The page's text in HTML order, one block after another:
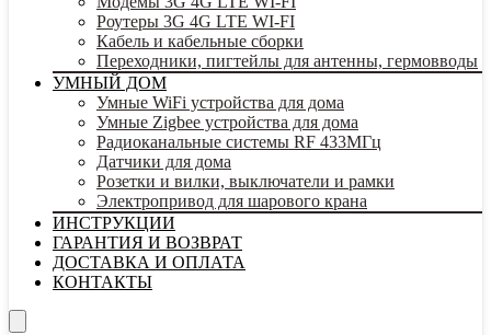
Роутеры 3G 4G LTE WI-FI
Кабель и кабельные сборки
Переходники, пигтейлы для антенны, гермовводы
УМНЫЙ ДОМ
Умные WiFi устройства для дома
Умные Zigbee устройства для дома
Радиоканальные системы RF 433МГц
Датчики для дома
Розетки и вилки, выключатели и рамки
Электропривод для шарового крана
ИНСТРУКЦИИ
ГАРАНТИЯ И ВОЗВРАТ
ДОСТАВКА И ОПЛАТА
КОНТАКТЫ